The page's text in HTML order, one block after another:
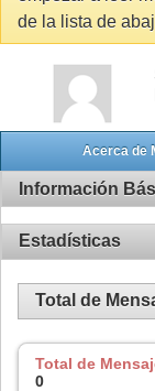
de la lista de
Acerca de
Información
Estadísticas
Total de
Total de
0